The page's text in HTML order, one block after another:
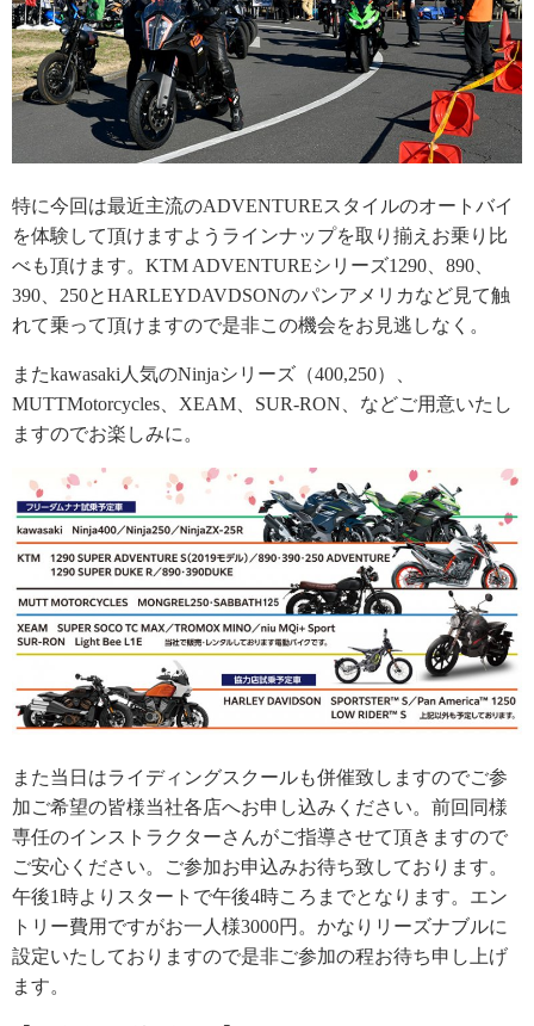
特に今回は最近主流のADVENTUREスタイルのオートバイ
を体験して頂けますようラインナップを取り揃えお乗り比
べも頂けます。KTM ADVENTUREシリーズ1290、890、
390、250とHARLEYDAVDSONのパンアメリカなど見て触
れて乗って頂けますので是非この機会をお見逃しなく。
またkawasaki人気のNinjaシリーズ（400,250）、
MUTTMotorcycles、XEAM、SUR-RON、などご用意いたし
ますのでお楽しみに。
また当日はライディングスクールも併催致しますのでご参
加ご希望の皆様当社各店へお申し込みください。前回同様
専任のインストラクターさんがご指導させて頂きますので
ご安心ください。ご参加お申込みお待ち致しております。
午後1時よりスタートで午後4時ころまでとなります。エン
トリー費用ですがお一人様3000円。かなりリーズナブルに
設定いたしておりますので是非ご参加の程お待ち申し上げ
ます。